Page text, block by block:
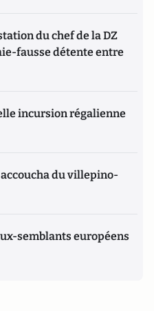
du chef de la DZ
fausse détente entre
incursion régalienne
du villepino-
semblants européens